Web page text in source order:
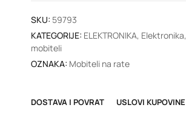
SKU: 59793
KATEGORIJE: ELEKTRONIKA, Elektronika,
mobiteli
OZNAKA: Mobiteli na rate
DOSTAVA I POVRAT USLOVI KUPOVINE